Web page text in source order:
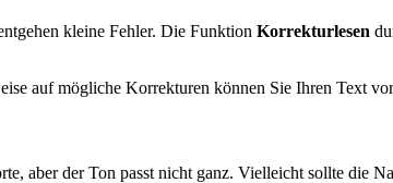
kleine Fehler. Die Funktion Korrekturlesen
auf mögliche Korrekturen können Sie Ihren Text
aber der Ton passt nicht ganz. Vielleicht sollte die